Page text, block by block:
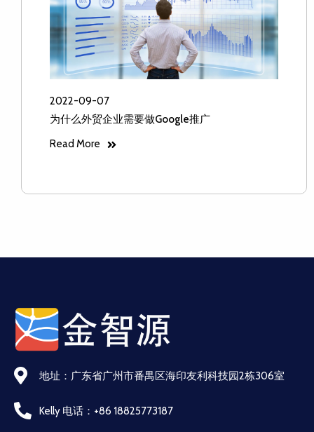
2022-09-07
为什么外贸企业需要做Google推广
Read More
地址：广东省广州市番禺区海印友利科技园2栋306室
Kelly 电话：+86 18825773187